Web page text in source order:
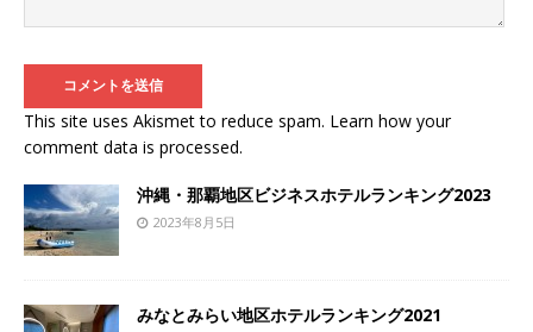
This site uses Akismet to reduce spam. Learn how your
comment data is processed.
沖縄・那覇地区ビジネスホテルランキング2023
2023年8月5日
みなとみらい地区ホテルランキング2021